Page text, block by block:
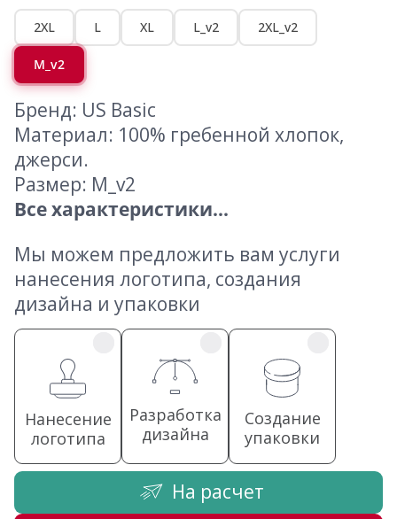
2XL L XL L_v2 2XL_v2
M_v2
Бренд: US Basic
Материал: 100% гребенной хлопок,
джерси.
Размер: M_v2
Все характеристики...
Мы можем предложить вам услуги
нанесения логотипа, создания
дизайна и упаковки
Нанесение
логотипа
Разработка
дизайна
Создание
упаковки
На расчет